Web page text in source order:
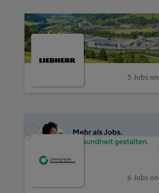
5 Jobs
6 Jobs